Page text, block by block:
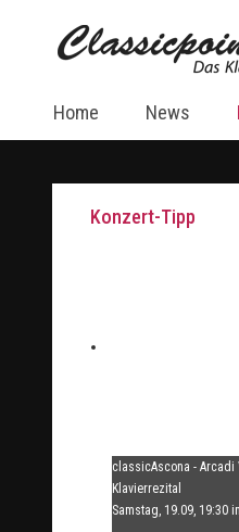
Home News
Konzert-Tipp
classicAscona - Arcadi
Klavierrezital
Samstag, 19.09, 19:30